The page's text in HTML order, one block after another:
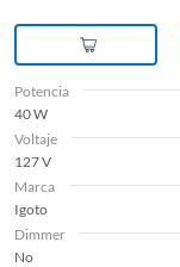
Potencia
40 W
Voltaje
127 V
Marca
Igoto
Dimmer
No